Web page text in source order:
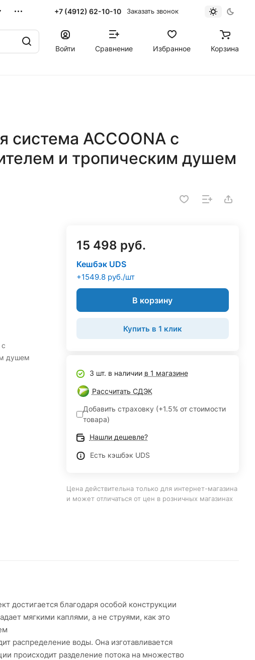
+7 (4912) 62-10-10 Заказать звонок
Войти Сравнение Избранное Корзина
ACCOONA с
и тропическим душем
душем
15 498 руб.
Кешбэк UDS
+1549.8 руб./шт
В корзину
Купить в 1 клик
3 шт. в наличии в 1 магазине
Рассчитать СДЭК
Добавить страховку (+1.5% от стоимости
товара)
Нашли дешевле?
Есть кэшбэк UDS
Цена действительна только для интернет-магазина
и может отличаться от цен в розничных магазинах
благодаря особой конструкции
мягкими каплями, а не струями, как это
распределение воды. Она изготавливается
происходит разделение потока на множество